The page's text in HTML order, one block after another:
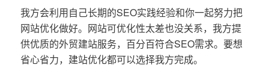
我方会利用自己长期的SEO实践经验和你一起努力把
网站优化做好。网站可优化性太差也没关系，我方提
供优质的外贸建站服务，百分百符合SEO需求。要想
省心省力，建站优化都可以选择我方完成。